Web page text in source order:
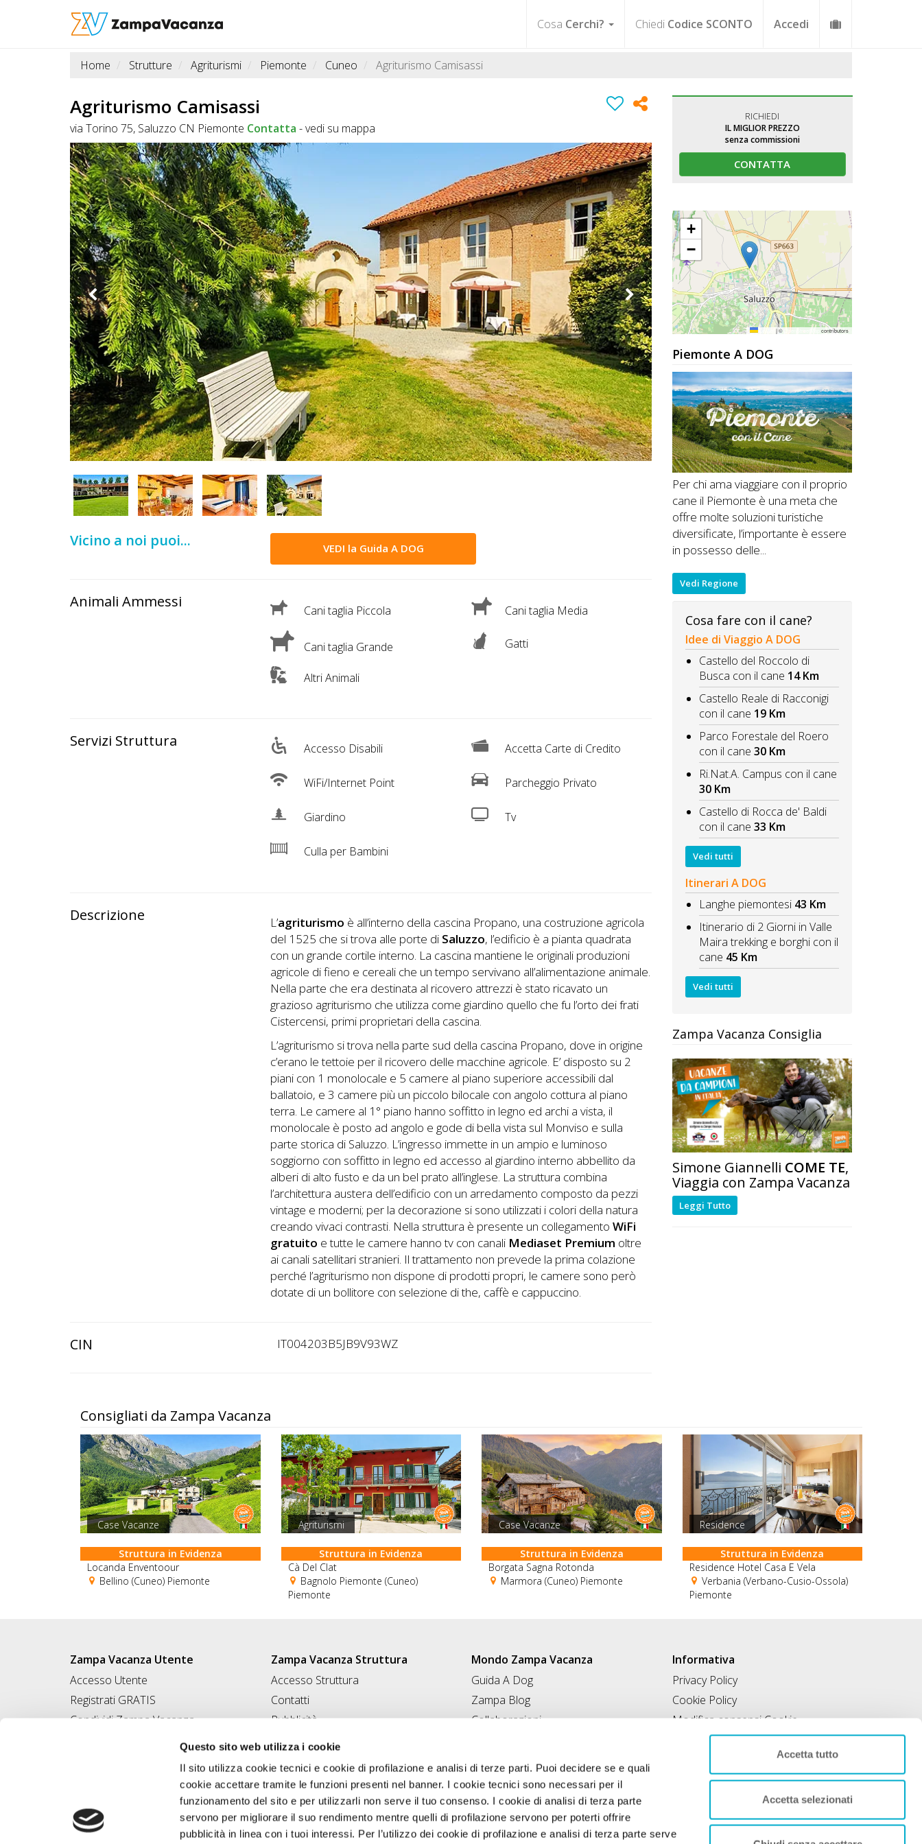
Questo sito web utilizza i cookie
Il sito utilizza cookie tecnici e cookie di profilazione e analisi di terze parti. Puoi decidere se e quali
cookie accettare tramite le funzioni presenti nel banner. I cookie tecnici sono necessari per il
funzionamento del sito e per utilizzarli non serve il tuo consenso. I cookie di analisi di terza parte
servono per migliorare il suo rendimento mentre quelli di profilazione servono per poterti offrire
pubblicità in linea con i tuoi interessi. Per l’utilizzo dei cookie di profilazione e analisi di terza parte serve
Accetta tutto
Accetta selezionati
Cosa Cerchi? Chiedi Codice SCONTO Accedi
STRUTTURE
LUOGHI
OFFERTE
CHIEDI
CODICE
SCONTO
Home Strutture Agriturismi Piemonte Cuneo Agriturismo Camisassi
Agriturismo Camisassi
via Torino 75, Saluzzo CN Piemonte Contatta -vedi su mappa
Vicino a noi puoi... VEDI la Guida A DOG
Animali Ammessi Cani taglia Piccola Cani taglia Media
Cani taglia Grande Gatti
Altri Animali
Servizi Struttura Accesso Disabili Accetta Carte di Credito
WiFi/Internet Point Parcheggio Privato
Giardino Tv
Culla per Bambini
Descrizione L’agriturismo è all’interno della cascina Propano, una costruzione agricola
del 1525 che si trova alle porte di Saluzzo, l’edificio è a pianta quadrata
con un grande cortile interno. La cascina mantiene le originali produzioni
agricole di fieno e cereali che un tempo servivano all’alimentazione animale.
Nella parte che era destinata al ricovero attrezzi è stato ricavato un
grazioso agriturismo che utilizza come giardino quello che fu l’orto dei frati
Cistercensi, primi proprietari della cascina.
L’agriturismo si trova nella parte sud della cascina Propano, dove in origine
c’erano le tettoie per il ricovero delle macchine agricole. E’ disposto su 2
piani con 1 monolocale e 5 camere al piano superiore accessibili dal
ballatoio, e 3 camere più un piccolo bilocale con angolo cottura al piano
terra. Le camere al 1° piano hanno soffitto in legno ed archi a vista, il
monolocale è posto ad angolo e gode di bella vista sul Monviso e sulla
parte storica di Saluzzo. L’ingresso immette in un ampio e luminoso
soggiorno con soffitto in legno ed accesso al giardino interno abbellito da
alberi di alto fusto e da un bel prato all’inglese. La struttura combina
l’architettura austera dell’edificio con un arredamento composto da pezzi
vintage e moderni; per la decorazione si sono utilizzati i colori della natura
creando vivaci contrasti. Nella struttura è presente un collegamentoWiFi
gratuito e tutte le camere hanno tv con canali Mediaset Premium oltre
ai canali satellitari stranieri. Il trattamento non prevede la prima colazione
perché l’agriturismo non dispone di prodotti propri, le camere sono però
dotate di un bollitore con selezione di the, caffè e cappuccino.
CIN IT004203B5JB9V93WZ
RICHIEDI
IL MIGLIOR PREZZO
senza commissioni
CONTATTA
+
−
Leaflet |© contributors
Piemonte A DOG
Per chi ama viaggiare con il proprio
cane il Piemonte è una meta che
offre molte soluzioni turistiche
diversificate, l’importante è essere
in possesso delle...
Vedi Regione
Cosa fare con il cane?
Idee di Viaggio A DOG
Castello del Roccolo di
Busca con il cane 14 Km
Castello Reale di Racconigi
con il cane 19 Km
Parco Forestale del Roero
con il cane 30 Km
Ri.Nat.A. Campus con il cane
30 Km
Castello di Rocca de' Baldi
con il cane 33 Km
Vedi tutti
Itinerari A DOG
Langhe piemontesi 43 Km
Itinerario di 2 Giorni in Valle
Maira trekking e borghi con il
cane 45 Km
Vedi tutti
Zampa Vacanza Consiglia
Simone Giannelli COME TE,
Viaggia con Zampa Vacanza
Leggi Tutto
Consigliati da Zampa Vacanza
Case Vacanze
Struttura in Evidenza
Locanda Enventoour
Bellino (Cuneo) Piemonte
Agriturismi
Struttura in Evidenza
Cà Del Clat
Bagnolo Piemonte (Cuneo)
Piemonte
Case Vacanze
Struttura in Evidenza
Borgata Sagna Rotonda
Marmora (Cuneo) Piemonte
Residence
Struttura in Evidenza
Residence Hotel Casa E Vela
Verbania (Verbano-Cusio-Ossola)
Piemonte
Zampa Vacanza Utente
Accesso Utente
Registrati GRATIS
Condividi Zampa Vacanza
Campagna Contro l'Abbandono
Zampa Vacanza Struttura
Accesso Struttura
Contatti
Pubblicità
Iscrivi Struttura
Mondo Zampa Vacanza
Guida A Dog
Zampa Blog
Collaborazioni
Informativa
Privacy Policy
Cookie Policy
Modifica consensi Cookie
Condizioni di utilizzo
Contratto di inclusione